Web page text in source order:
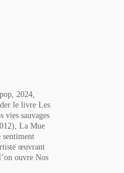
2024,
le livre Les
vies sauvages
La Mue
sentiment
œuvrant
ouvre Nos